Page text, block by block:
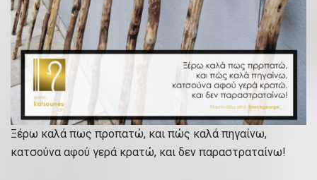
Ξέρω καλά πως προπατώ, και πώς καλά πηγαίνω,
κατσούνα αφού γερά κρατώ, και δεν παραστραταίνω!